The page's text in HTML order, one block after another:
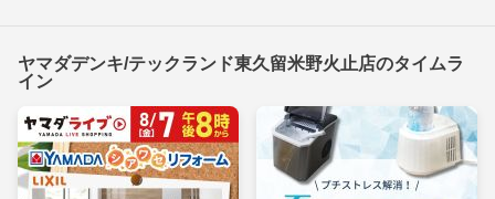
ヤマダデンキ/テックランド東久留米野火止店のタイムラ
イン